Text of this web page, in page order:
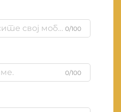
0/100
0/100